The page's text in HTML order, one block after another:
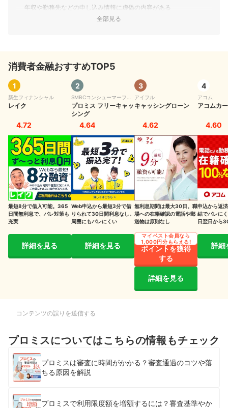
年収や勤務先などの申し込み情報に虚偽の内容がある
複数社に同時申し込みをしている
在籍確認が取れない
プロミスの審査に落ちたらどうすればいい？対処法は？
まず自分の信用情報を開示請求して審査落ちの原因を確認する
まだプロミスだけならもう1社申し込んでみるのも手！ただし3社以
上は危険水準
半年以上期間をあけてから再度申し込みをする
場合によっては銀行カードローンなら審査に通る可能性も
プロミスの詳細はこちら
こちらも知っておきたい！プロミスに関する基礎知識
全部見る
消費者金融おすすめTOP5
1
新生フィナンシャル
レイク
4.72
最短8分で借入可能。365
日間無利息で、バレ対策も
充実
詳細を見る
2
SMBCコンシューマーファ
イナンス
プロミス フリーキャッ
シング
4.64
Web申込から最短3分で借
りられて30日間利息なし。
周囲にもバレにくい
詳細を見る
3
アイフル
キャッシングローン
4.62
無利息期間は最大30日。職
場への在籍確認の電話や郵
送物は原則なし
ポイントを獲得
する
マイベスト会員なら
1,000円分もらえる!
詳細を見る
4
アコム
アコムカ
4.60
申込から返
結でバレに
日翌日から
詳細
コンテンツの誤りを送信する
プロミスについてはこちらの情報もチェック
プロミスは審査に時間がかかる？審査通過のコツや落
ちる原因を解説
プロミスで利用限度額を増額するには？審査基準やか